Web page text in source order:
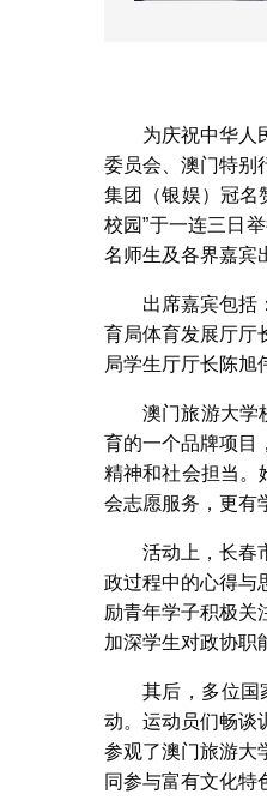
为庆祝中华人
委员会、澳门特别
集团（银娱）冠名
校园”于一连三日
名师生及各界嘉宾
出席嘉宾包括
育局体育发展厅厅
局学生厅厅长陈旭
澳门旅游大学
育的一个品牌项目
精神和社会担当。
会志愿服务，更有
活动上，长春
政过程中的心得与
励青年学子积极关
加深学生对政协职
其后，多位国
动。运动员们畅谈
参观了澳门旅游大
同参与富有文化